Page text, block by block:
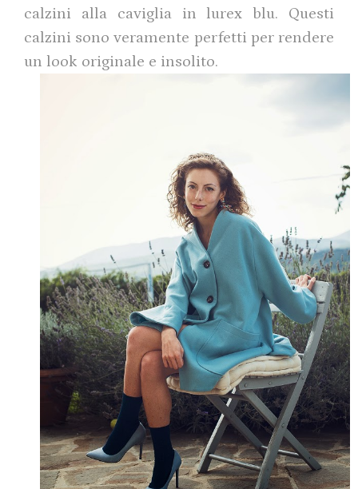
calzini alla caviglia in lurex blu. Questi
calzini sono veramente perfetti per rendere
un look originale e insolito.